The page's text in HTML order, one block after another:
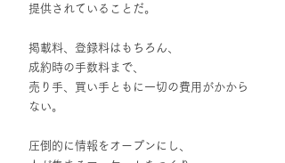
提供されていることだ。
掲載料、登録料はもちろん、
成約時の手数料まで、
売り手、買い手ともに一切の費用がかから
ない。
圧倒的に情報をオープンにし、